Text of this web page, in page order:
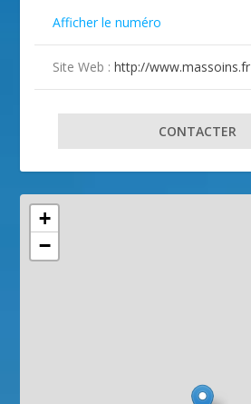
Afficher le numéro
Site Web :http://www.massoins.fr
CONTACTER
+
−